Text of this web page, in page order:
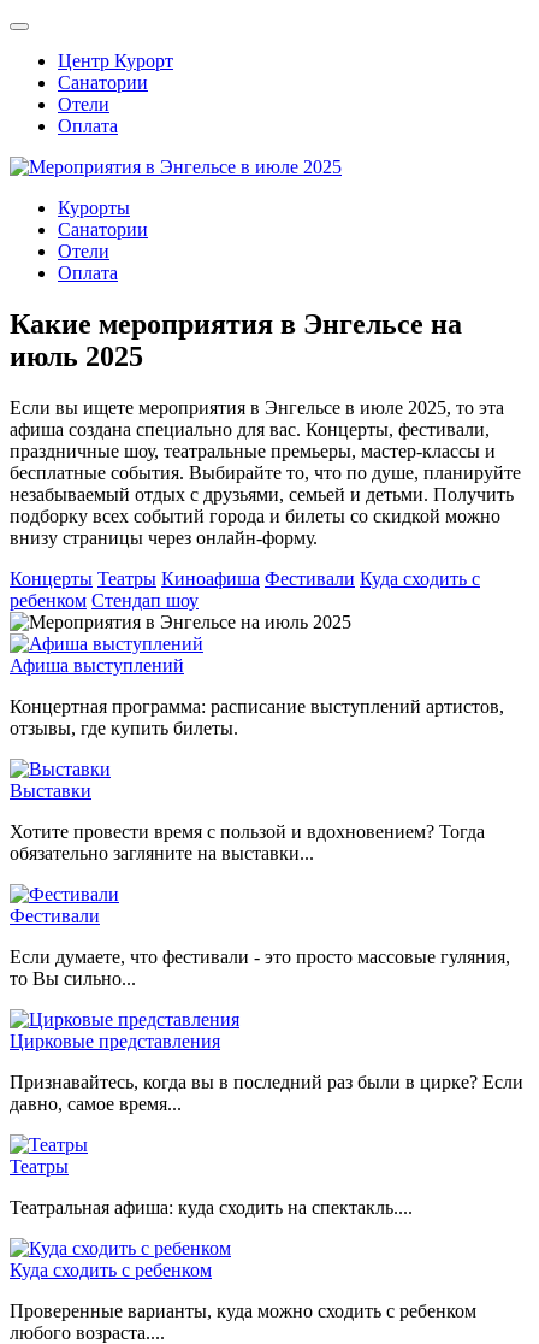
Центр Курорт
Санатории
Отели
Оплата
Курорты
Санатории
Отели
Оплата
Какие мероприятия в Энгельсе на
июль 2025
Если вы ищете мероприятия в Энгельсе в июле 2025, то эта
афиша создана специально для вас. Концерты, фестивали,
праздничные шоу, театральные премьеры, мастер-классы и
бесплатные события. Выбирайте то, что по душе, планируйте
незабываемый отдых с друзьями, семьей и детьми. Получить
подборку всех событий города и билеты со скидкой можно
внизу страницы через онлайн-форму.
Концерты Театры Киноафиша Фестивали Куда сходить с
ребенком Стендап шоу
Афиша выступлений
Концертная программа: расписание выступлений артистов,
отзывы, где купить билеты.
Выставки
Хотите провести время с пользой и вдохновением? Тогда
обязательно загляните на выставки...
Фестивали
Если думаете, что фестивали - это просто массовые гуляния,
то Вы сильно...
Цирковые представления
Признавайтесь, когда вы в последний раз были в цирке? Если
давно, самое время...
Театры
Театральная афиша: куда сходить на спектакль....
Куда сходить с ребенком
Проверенные варианты, куда можно сходить с ребенком
любого возраста....